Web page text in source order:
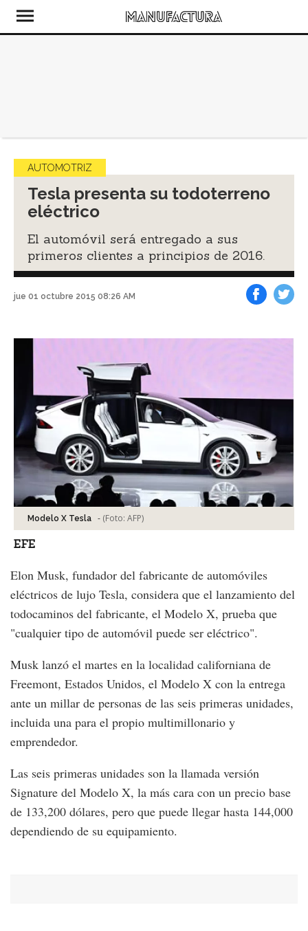
AUTOMOTRIZ
Tesla presenta su todoterreno
eléctrico
El automóvil será entregado a sus
primeros clientes a principios de 2016.
jue 01 octubre 2015 08:26 AM
Modelo X Tesla - (Foto: AFP)
EFE
Elon Musk, fundador del fabricante de automóviles
eléctricos de lujo Tesla, considera que el lanzamiento del
todocaminos del fabricante, el Modelo X, prueba que
"cualquier tipo de automóvil puede ser eléctrico".
Musk lanzó el martes en la localidad californiana de
Freemont, Estados Unidos, el Modelo X con la entrega
ante un millar de personas de las seis primeras unidades,
incluida una para el propio multimillonario y
emprendedor.
Las seis primeras unidades son la llamada versión
Signature del Modelo X, la más cara con un precio base
de 133,200 dólares, pero que puede llegar hasta 144,000
dependiendo de su equipamiento.